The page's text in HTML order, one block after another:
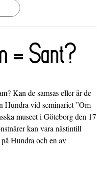
= Sant?
Kan de samsas eller är de
Hundra vid seminariet ”Om
museet i Göteborg den 17
kan vara nästintill
Hundra och en av